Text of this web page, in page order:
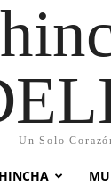
Un Solo